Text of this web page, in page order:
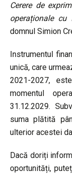
Cerere de
operaționale cu
domnul Simion
Instrumentul
unică, care
2021-2027,
momentul
31.12.2029.
suma plătită
ulterior acestei
Dacă doriți
oportunități,